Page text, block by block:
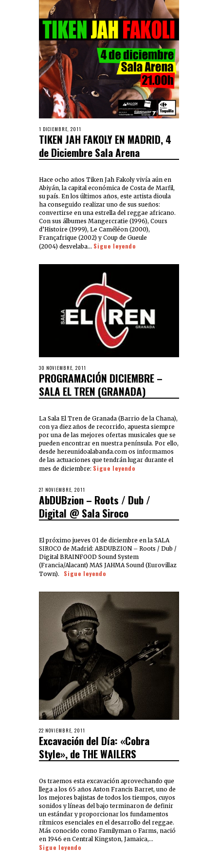
1 DICIEMBRE, 2011
TIKEN JAH FAKOLY EN MADRID, 4
de Diciembre Sala Arena
Hace ocho años Tiken Jah Fakoly vivía aún en
Abiyán, la capital económica de Costa de Marfil,
su país. En los últimos años, este artista dioula
ha conseguido realizar uno de sus sueños:
convertirse en una estrella del reggae africano.
Con sus álbumes Mangercratie (1996), Cours
d’Histoire (1999), Le Caméléon (2000),
Françafrique (2002) y Coup de Gueule
(2004) desvelaba… Sigue leyendo
30 NOVIEMBRE, 2011
PROGRAMACIÓN DICIEMBRE –
SALA EL TREN (GRANADA)
La Sala El Tren de Granada (Barrio de la Chana),
con ya diez años de recorrido, apuesta siempre
por una de las mejores ofertas musicales que se
pueden encontrar en nuestra península. Por ello,
desde hereunidoalabanda.com os informamos
de las actuaciones que tendrán lugar durante el
mes de diciembre: Sigue leyendo
27 NOVIEMBRE, 2011
AbDUBzion – Roots / Dub /
Digital @ Sala Siroco
El próximo jueves 01 de diciembre en la SALA
SIROCO de Madrid: ABDUBZION – Roots / Dub /
Digital BRAINFOOD Sound System
(Francia/Alacant) MAS JAHMA Sound (Eurovillaz
Town). Sigue leyendo
22 NOVIEMBRE, 2011
Excavación del Día: «Cobra
Style», de THE WAILERS
Os traemos esta excavación aprovechando que
llega a los 65 años Aston Francis Barret, uno de
los mejores bajistas de todos los tiempos, cuyos
sonidos y líneas del bajo terminaron de definir
un estándar y proporcionar los fundamentos
rítmicos esenciales en el desarrollo del reggae.
Más conocido como Familyman o Farms, nació
en 1946 en Central Kingston, Jamaica,…
Sigue leyendo